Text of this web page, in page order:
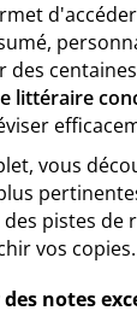
littéraire
vous
pistes de
vos copies.
notes